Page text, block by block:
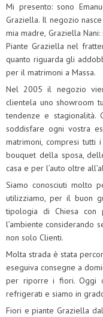
Mi presento: sono
Graziella. Il negozio
mia madre, Graziella
Piante Graziella nel
quanto riguarda gli
per il matrimoni a Massa.
Nel 2005 il negozio
clientela uno showroom
tendenze e
soddisfare ogni vostra
matrimoni, compresi tutti
bouquet della sposa,
casa e per l’auto oltre
Siamo conosciuti molto
utilizziamo, per il buon
tipologia di Chiesa con
l’ambiente considerando
non solo Clienti.
Molta strada è stata
eseguiva consegne a
per riporre i fiori. Oggi
refrigerati e siamo in
Fiori e piante Graziella